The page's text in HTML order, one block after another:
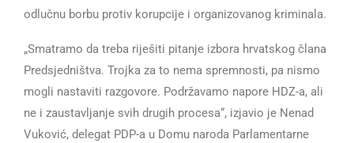
odlučnu borbu protiv korupcije i organizovanog kriminala.
„Smatramo da treba riješiti pitanje izbora hrvatskog člana
Predsjedništva. Trojka za to nema spremnosti, pa nismo
mogli nastaviti razgovore. Podržavamo napore HDZ-a, ali
ne i zaustavljanje svih drugih procesa“, izjavio je Nenad
Vuković, delegat PDP-a u Domu naroda Parlamentarne